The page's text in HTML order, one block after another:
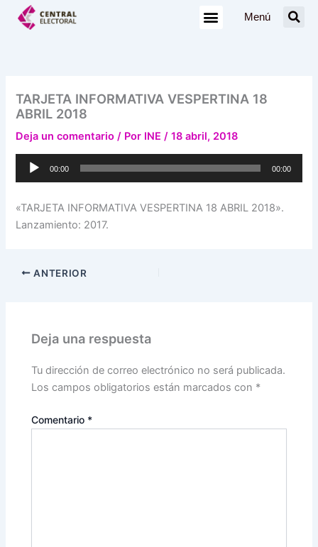
Menú
TARJETA INFORMATIVA VESPERTINA 18
ABRIL 2018
Deja un comentario / Por INE/18 abril, 2018
Reproductor
00:00 00:00
«TARJETA INFORMATIVA VESPERTINA 18 ABRIL 2018».
Lanzamiento: 2017.
ANTERIOR
Deja una respuesta
Tu dirección de correo electrónico no será publicada.
Los campos obligatorios están marcados con *
Comentario *